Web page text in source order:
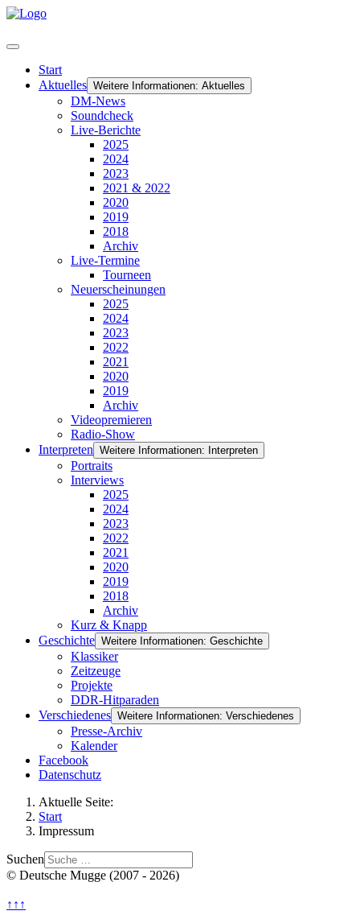
Start
Aktuelles Weitere Informationen: Aktuelles
DM-News
Soundcheck
Live-Berichte
2025
2024
2023
2021 & 2022
2020
2019
2018
Archiv
Live-Termine
Tourneen
Neuerscheinungen
2025
2024
2023
2022
2021
2020
2019
Archiv
Videopremieren
Radio-Show
Interpreten Weitere Informationen: Interpreten
Portraits
Interviews
2025
2024
2023
2022
2021
2020
2019
2018
Archiv
Kurz & Knapp
Geschichte Weitere Informationen: Geschichte
Klassiker
Zeitzeuge
Projekte
DDR-Hitparaden
Verschiedenes Weitere Informationen: Verschiedenes
Presse-Archiv
Kalender
Facebook
Datenschutz
Aktuelle Seite:
Start
Impressum
Suchen
© Deutsche Mugge (2007 - 2026)
↑↑↑